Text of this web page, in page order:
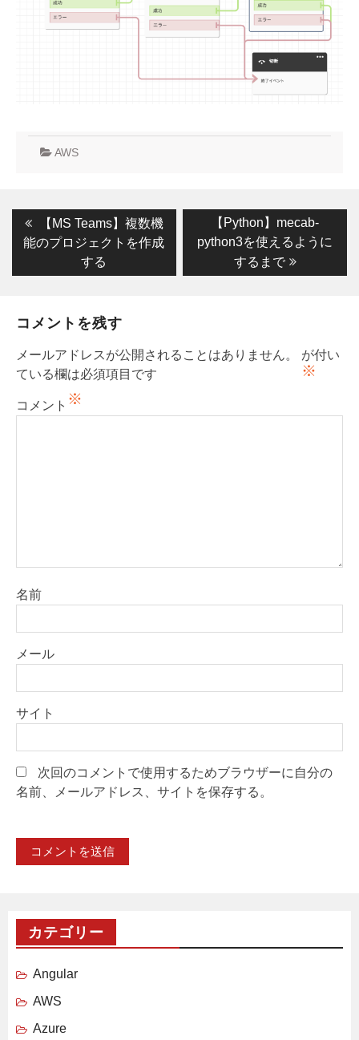
AWS
投
稿
ゲ
シ
ン
Previous
post:
【MS Teams】複数機
能のプロジェクトを作成
する
Next
post:
【Python】mecab-
python3を使えるように
するまで
コメントを残す
メールアドレスが公開されることはありません。
※
が付い
ている欄は必須項目です
コメント ※
名前
メール
サイト
次回のコメントで使用するためブラウザーに自分の
名前、メールアドレス、サイトを保存する。
カテゴリー
Angular
AWS
Azure